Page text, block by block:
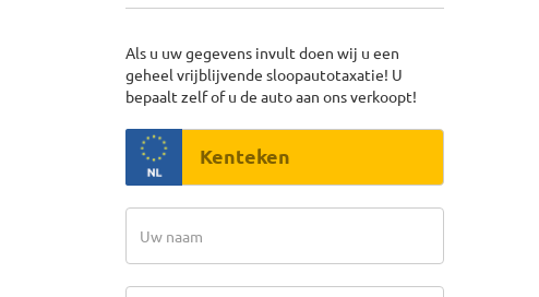
Als u uw gegevens invult doen wij u een
geheel vrijblijvende sloopautotaxatie! U
bepaalt zelf of u de auto aan ons verkoopt!